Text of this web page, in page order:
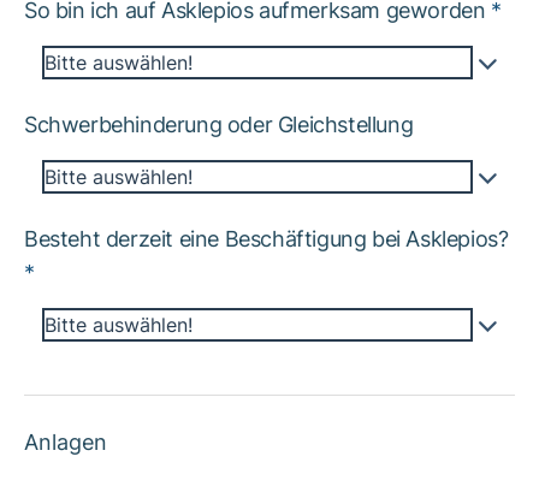
So bin ich auf Asklepios aufmerksam geworden *
Bitte auswählen!
Schwerbehinderung oder Gleichstellung
Bitte auswählen!
Besteht derzeit eine Beschäftigung bei Asklepios?
*
Bitte auswählen!
Anlagen